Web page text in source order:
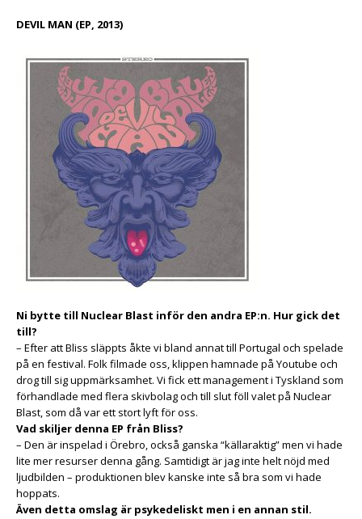
DEVIL MAN (EP, 2013)
Ni bytte till Nuclear Blast inför den andra EP:n. Hur gick det
till?
– Efter att Bliss släppts åkte vi bland annat till Portugal och spelade
på en festival. Folk filmade oss, klippen hamnade på Youtube och
drog till sig uppmärksamhet. Vi fick ett management i Tyskland som
förhandlade med flera skivbolag och till slut föll valet på Nuclear
Blast, som då var ett stort lyft för oss.
Vad skiljer denna EP från Bliss?
– Den är inspelad i Örebro, också ganska “källaraktig” men vi hade
lite mer resurser denna gång. Samtidigt är jag inte helt nöjd med
ljudbilden – produktionen blev kanske inte så bra som vi hade
hoppats.
Även detta omslag är psykedeliskt men i en annan stil.